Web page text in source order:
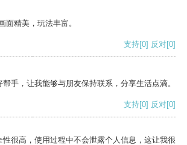
面精美，玩法丰富。
支持[0] 反对[0]
手，让我能够与朋友保持联系，分享生活点滴。
支持[0] 反对[0]
性很高，使用过程中不会泄露个人信息，这让我很